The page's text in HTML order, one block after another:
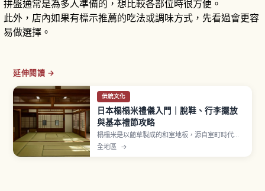
拼盤通常是為多人準備的，想比較各部位時很方便。
此外，店內如果有標示推薦的吃法或調味方式，先看過會更容
易做選擇。
延伸閱讀 →
伝統文化
日本榻榻米禮儀入門｜脫鞋、行李擺放
與基本禮節攻略
榻榻米是以藺草製成的和室地板，源自室町時代以
後鋪滿房間的形式。進入和室前須脫鞋並擺正鞋尖
朝外、勿穿拖鞋上榻榻米，並避開繡花紋的疊緣行
全地區 →